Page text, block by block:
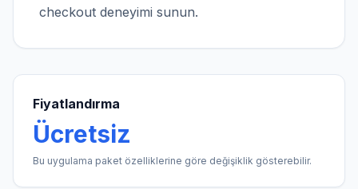
checkout deneyimi sunun.
Fiyatlandırma
Ücretsiz
Bu uygulama paket özelliklerine göre değişiklik gösterebilir.